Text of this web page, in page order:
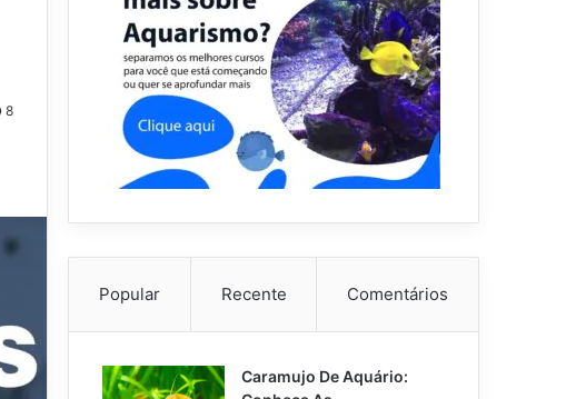
8
Popular Recente Comentários
Caramujo De Aquário: